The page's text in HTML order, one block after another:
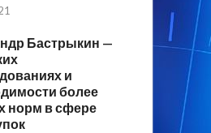
Бастрыкин —
и
более
норм в сфере